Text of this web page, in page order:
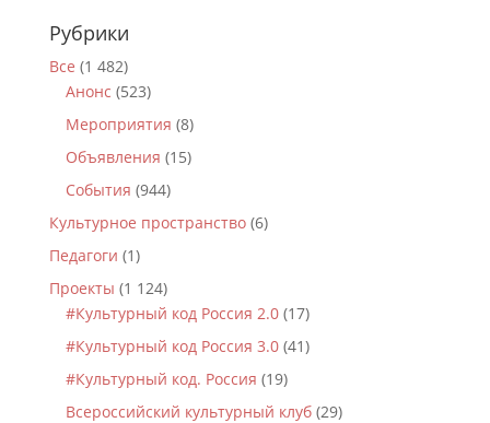
Рубрики
Все (1 482)
Анонс (523)
Мероприятия (8)
Объявления (15)
События (944)
Культурное пространство(6)
Педагоги (1)
Проекты (1 124)
#Культурный код Россия 2.0(17)
#Культурный код Россия 3.0(41)
#Культурный код. Россия (19)
Всероссийский культурный клуб(29)